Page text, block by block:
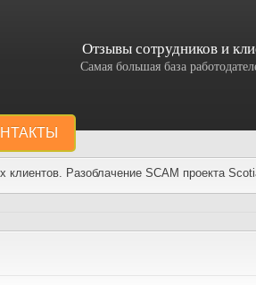
Отзывы сотрудников и
Самая большая база
Разоблачение SCAM проекта